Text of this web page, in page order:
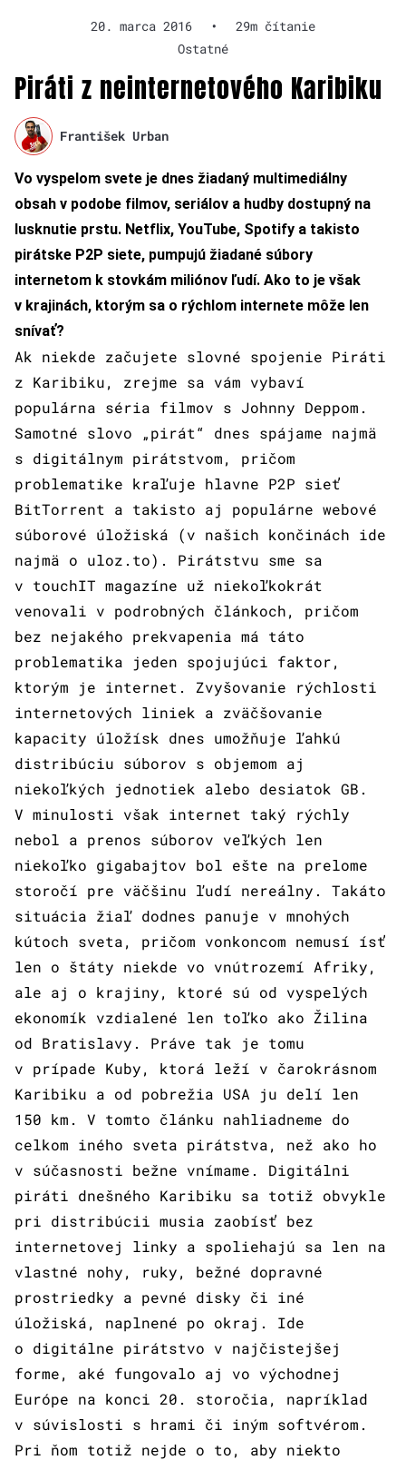
20. marca 2016 •
29m čítanie
Ostatné
Piráti z neinternetového Karibiku
František Urban
Vo vyspelom svete je dnes žiadaný multimediálny
obsah v podobe filmov, seriálov a hudby dostupný na
lusknutie prstu. Netflix, YouTube, Spotify a takisto
pirátske P2P siete, pumpujú žiadané súbory
internetom k stovkám miliónov ľudí. Ako to je však
v krajinách, ktorým sa o rýchlom internete môže len
snívať?
Ak niekde začujete slovné spojenie Piráti
z Karibiku, zrejme sa vám vybaví
populárna séria filmov s Johnny Deppom.
Samotné slovo „pirát“ dnes spájame najmä
s digitálnym pirátstvom, pričom
problematike kraľuje hlavne P2P sieť
BitTorrent a takisto aj populárne webové
súborové úložiská (v našich končinách ide
najmä o uloz.to). Pirátstvu sme sa
v touchIT magazíne už niekoľkokrát
venovali v podrobných článkoch, pričom
bez nejakého prekvapenia má táto
problematika jeden spojujúci faktor,
ktorým je internet. Zvyšovanie rýchlosti
internetových liniek a zväčšovanie
kapacity úložísk dnes umožňuje ľahkú
distribúciu súborov s objemom aj
niekoľkých jednotiek alebo desiatok GB.
V minulosti však internet taký rýchly
nebol a prenos súborov veľkých len
niekoľko gigabajtov bol ešte na prelome
storočí pre väčšinu ľudí nereálny. Takáto
situácia žiaľ dodnes panuje v mnohých
kútoch sveta, pričom vonkoncom nemusí ísť
len o štáty niekde vo vnútrozemí Afriky,
ale aj o krajiny, ktoré sú od vyspelých
ekonomík vzdialené len toľko ako Žilina
od Bratislavy. Práve tak je tomu
v prípade Kuby, ktorá leží v čarokrásnom
Karibiku a od pobrežia USA ju delí len
150 km. V tomto článku nahliadneme do
celkom iného sveta pirátstva, než ako ho
v súčasnosti bežne vnímame. Digitálni
piráti dnešného Karibiku sa totiž obvykle
pri distribúcii musia zaobísť bez
internetovej linky a spoliehajú sa len na
vlastné nohy, ruky, bežné dopravné
prostriedky a pevné disky či iné
úložiská, naplnené po okraj. Ide
o digitálne pirátstvo v najčistejšej
forme, aké fungovalo aj vo východnej
Európe na konci 20. storočia, napríklad
v súvislosti s hrami či iným softvérom.
Pri ňom totiž nejde o to, aby niekto